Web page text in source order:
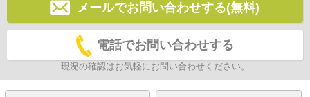
メールでお問い合わせする(無料)
電話でお問い合わせする
現況の確認はお気軽にお問い合わせください。